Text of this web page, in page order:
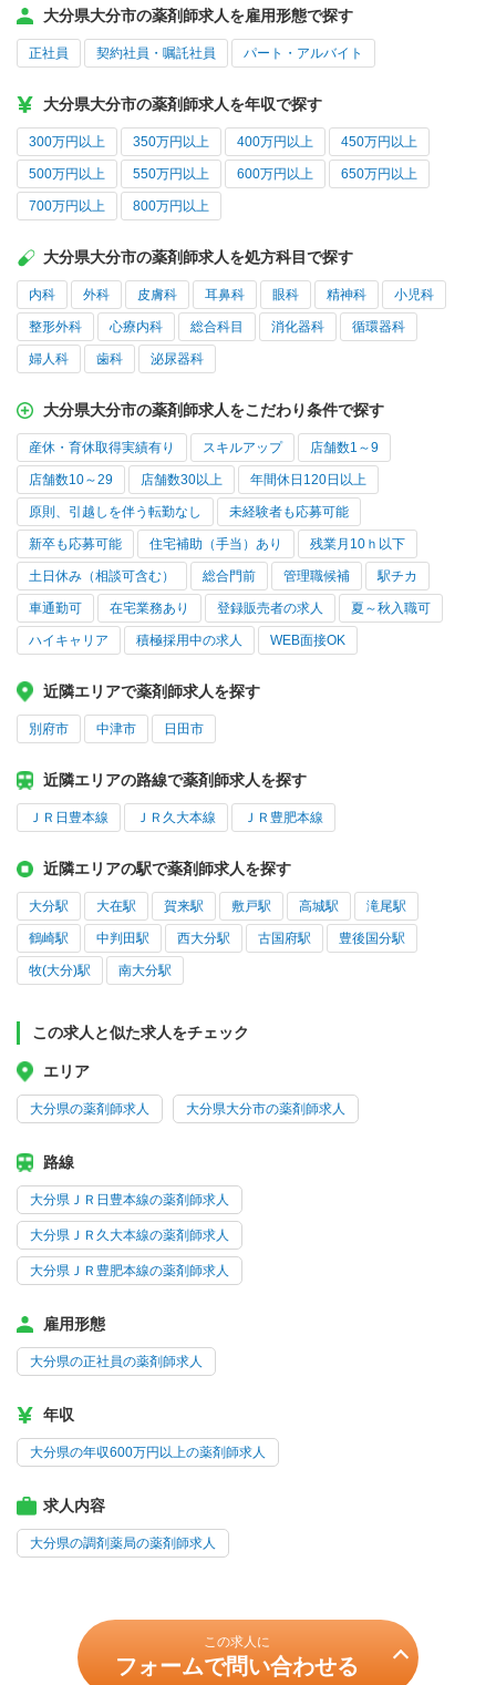
大分県大分市の薬剤師求人を雇用形態で探す
正社員 契約社員・嘱託社員 パート・アルバイト
大分県大分市の薬剤師求人を年収で探す
300万円以上 350万円以上 400万円以上 450万円以上
500万円以上 550万円以上 600万円以上 650万円以上
700万円以上 800万円以上
大分県大分市の薬剤師求人を処方科目で探す
内科 外科 皮膚科 耳鼻科 眼科 精神科 小児科
整形外科 心療内科 総合科目 消化器科 循環器科
婦人科 歯科 泌尿器科
大分県大分市の薬剤師求人をこだわり条件で探す
産休・育休取得実績有り スキルアップ 店舗数1～9
店舗数10～29 店舗数30以上 年間休日120日以上
原則、引越しを伴う転勤なし 未経験者も応募可能
新卒も応募可能 住宅補助（手当）あり 残業月10ｈ以下
土日休み（相談可含む） 総合門前 管理職候補 駅チカ
車通勤可 在宅業務あり 登録販売者の求人 夏～秋入職可
ハイキャリア 積極採用中の求人 WEB面接OK
近隣エリアで薬剤師求人を探す
別府市 中津市 日田市
近隣エリアの路線で薬剤師求人を探す
ＪＲ日豊本線 ＪＲ久大本線 ＪＲ豊肥本線
近隣エリアの駅で薬剤師求人を探す
大分駅 大在駅 賀来駅 敷戸駅 高城駅 滝尾駅
鶴崎駅 中判田駅 西大分駅 古国府駅 豊後国分駅
牧(大分)駅 南大分駅
この求人と似た求人をチェック
エリア
大分県の薬剤師求人 大分県大分市の薬剤師求人
路線
大分県ＪＲ日豊本線の薬剤師求人
大分県ＪＲ久大本線の薬剤師求人
大分県ＪＲ豊肥本線の薬剤師求人
雇用形態
大分県の正社員の薬剤師求人
年収
大分県の年収600万円以上の薬剤師求人
求人内容
大分県の調剤薬局の薬剤師求人
この求人に
フォームで問い合わせる